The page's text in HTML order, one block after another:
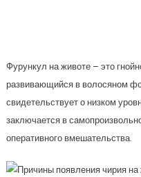
Фурункул на животе – это
развивающийся в волосяном
свидетельствует о низком
заключается в
оперативного вмешательства.